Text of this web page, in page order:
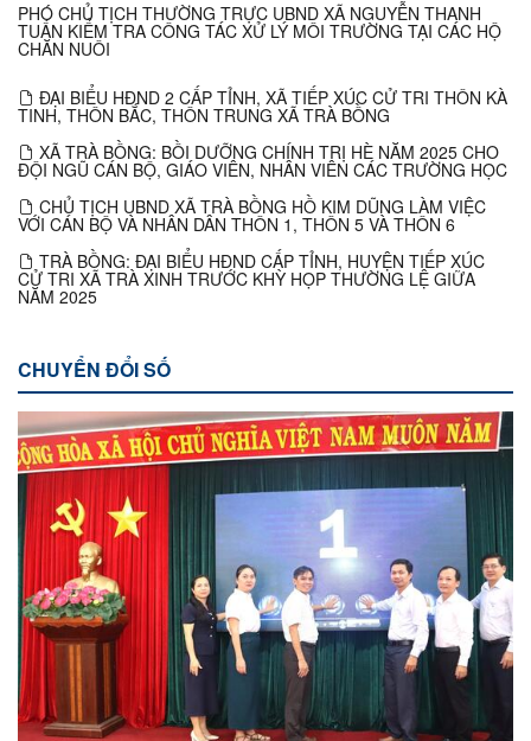
PHÓ CHỦ TỊCH THƯỜNG TRỰC UBND XÃ NGUYỄN THANH
TUẤN KIỂM TRA CÔNG TÁC XỬ LÝ MÔI TRƯỜNG TẠI CÁC HỘ
CHĂN NUÔI
ĐẠI BIỂU HĐND 2 CẤP TỈNH, XÃ TIẾP XÚC CỬ TRI THÔN KÀ
TINH, THÔN BẮC, THÔN TRUNG XÃ TRÀ BỒNG
XÃ TRÀ BỒNG: BỒI DƯỠNG CHÍNH TRỊ HÈ NĂM 2025 CHO
ĐỘI NGŨ CÁN BỘ, GIÁO VIÊN, NHÂN VIÊN CÁC TRƯỜNG HỌC
CHỦ TỊCH UBND XÃ TRÀ BỒNG HỒ KIM DŨNG LÀM VIỆC
VỚI CÁN BỘ VÀ NHÂN DÂN THÔN 1, THÔN 5 VÀ THÔN 6
TRÀ BỒNG: ĐẠI BIỂU HĐND CẤP TỈNH, HUYỆN TIẾP XÚC
CỬ TRI XÃ TRÀ XINH TRƯỚC KHỲ HỌP THƯỜNG LỆ GIỮA
NĂM 2025
CHUYỂN ĐỔI SỐ